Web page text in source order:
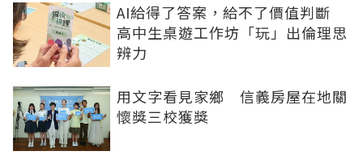
AI給得了答案，給不了價值判斷
高中生桌遊工作坊「玩」出倫理思
辨力
用文字看見家鄉 信義房屋在地關
懷獎三校獲獎